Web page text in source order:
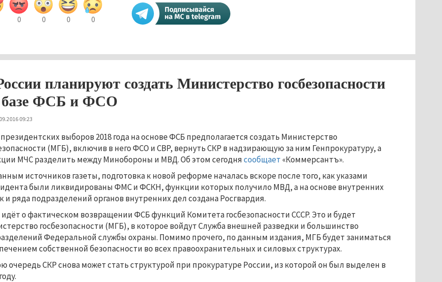
0 0 0 0
планируют создать Министерство госбезопасности
базе ФСБ и ФСО
09:23
выборов 2018 года на основе ФСБ предполагается создать Министерство
(МГБ), включив в него ФСО и СВР, вернуть СКР в надзирающую за ним Генпрокуратуру, а
МЧС разделить между Минобороны и МВД. Об этом сегоднясообщает «Коммерсантъ».
источников газеты, подготовка к новой реформе началась вскоре после того, как указами
были ликвидированы ФМС и ФСКН, функции которых получило МВД, а на основе внутренних
и ряда подразделений органов внутренних дел создана Росгвардия.
идёт о фактическом возвращении ФСБ функций Комитета госбезопасности СССР. Это и будет
госбезопасности (МГБ), в которое войдут Служба внешней разведки и большинство
Федеральной службы охраны. Помимо прочего, по данным издания, МГБ будет заниматься
собственной безопасности во всех правоохранительных и силовых структурах.
очередь СКР снова может стать структурой при прокуратуре России, из которой он был выделен в